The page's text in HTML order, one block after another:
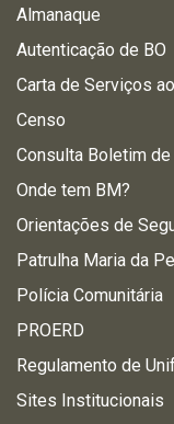
Almanaque
Autenticação de BO
Carta de Serviços
Censo
Consulta Boletim
Onde tem BM?
Orientações de
Patrulha Maria da
Polícia Comunitária
PROERD
Regulamento de
Sites Institucionais